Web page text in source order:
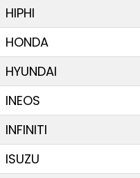
HIPHI
HONDA
HYUNDAI
INEOS
INFINITI
ISUZU